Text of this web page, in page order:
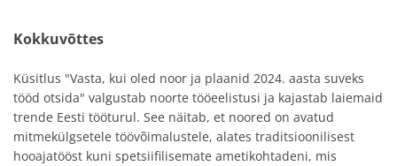
Kokkuvõttes
Küsitlus "Vasta, kui oled noor ja plaanid 2024. aasta suveks
tööd otsida" valgustab noorte tööeelistusi ja kajastab laiemaid
trende Eesti tööturul. See näitab, et noored on avatud
mitmekülgsetele töövõimalustele, alates traditsioonilisest
hooajatööst kuni spetsiifilisemate ametikohtadeni, mis